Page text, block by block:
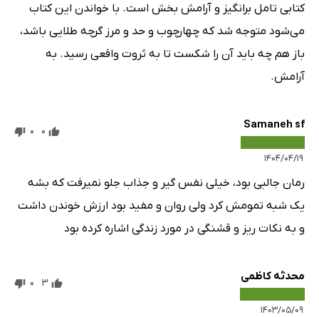
کتابی تامل برانگیز و آرامش بخش است. با خواندن این کتاب
می‌شود متوجه شد که چهارچوب و حد و مرز گرچه طلایی باشد،
باز هم چه باید آن را شکست تا به ثروت واقعی رسید. به
آرامش.
Samaneh sf
۱۴۰۴/۰۴/۱۹
0
0
رمان جالبی بود، خیلی نفس گیر و جذاب جلو نمیرفت که بشه
یک شبه تمومش کرد ولی روان و مفید بود ارزش خوندن داشت
و به نکات ریز و قشنگی در مورد زندگی اشاره کرده بود
محدثه کاظمی
۱۴۰۳/۰۵/۰۹
3
0